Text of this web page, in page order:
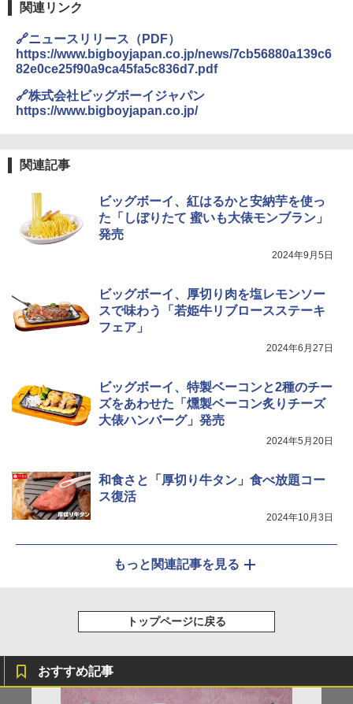
関連リンク
🔗ニュースリリース（PDF）
https://www.bigboyjapan.co.jp/news/7cb56880a139c6
82e0ce25f90a9ca45fa5c836d7.pdf
🔗株式会社ビッグボーイジャパン
https://www.bigboyjapan.co.jp/
関連記事
ビッグボーイ、紅はるかと安納芋を使っ
た「しぼりたて 蜜いも大俵モンブラン」
発売
2024年9月5日
ビッグボーイ、厚切り肉を塩レモンソー
スで味わう「若姫牛リブロースステーキ
フェア」
2024年6月27日
ビッグボーイ、特製ベーコンと2種のチー
ズをあわせた「燻製ベーコン炙りチーズ
大俵ハンバーグ」発売
2024年5月20日
和食さと「厚切り牛タン」食べ放題コー
ス復活
2024年10月3日
もっと関連記事を見る
トップページに戻る
おすすめ記事